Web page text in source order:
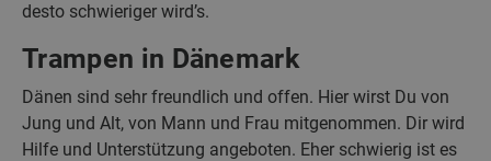
desto schwieriger wird’s.
Trampen in Dänemark
Dänen sind sehr freundlich und offen. Hier wirst Du von
Jung und Alt, von Mann und Frau mitgenommen. Dir wird
Hilfe und Unterstützung angeboten. Eher schwierig ist es